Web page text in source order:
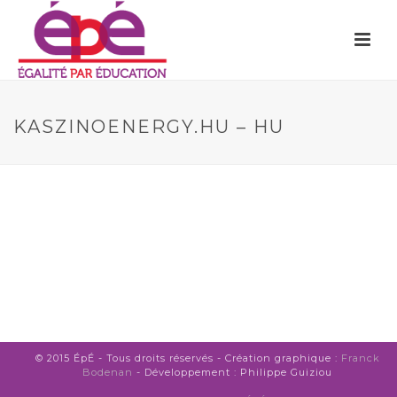
KASZINOENERGY.HU – HU
© 2015 ÉpÉ - Tous droits réservés - Création graphique : Franck
Bodenan - Développement : Philippe Guiziou